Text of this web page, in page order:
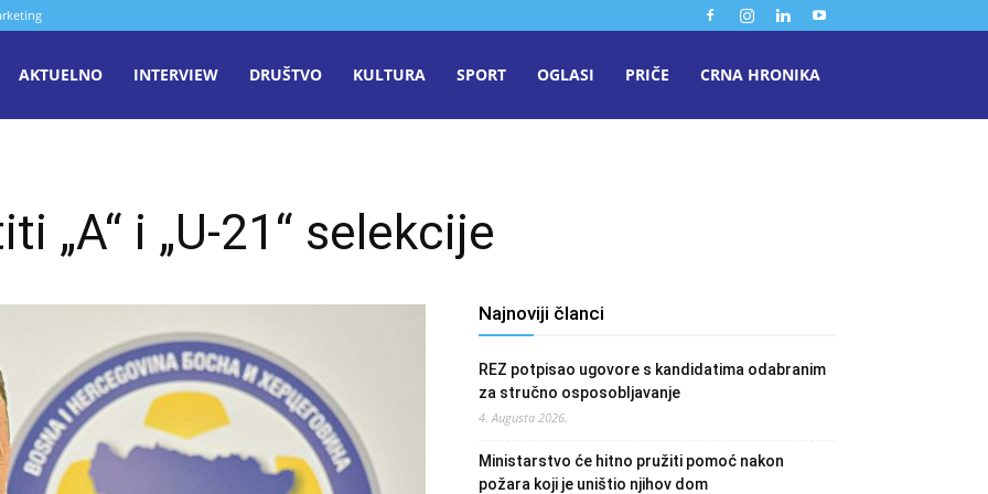
AKTUELNO INTERVIEW DRUŠTVO KULTURA SPORT OGLASI PRIČE CRNA HRONIKA
„A“ i „U-21“ selekcije
Najnoviji članci
REZ potpisao ugovore s kandidatima odabranim
za stručno osposobljavanje
4. Augusta 2026.
Ministarstvo će hitno pružiti pomoć nakon
požara koji je uništio njihov dom